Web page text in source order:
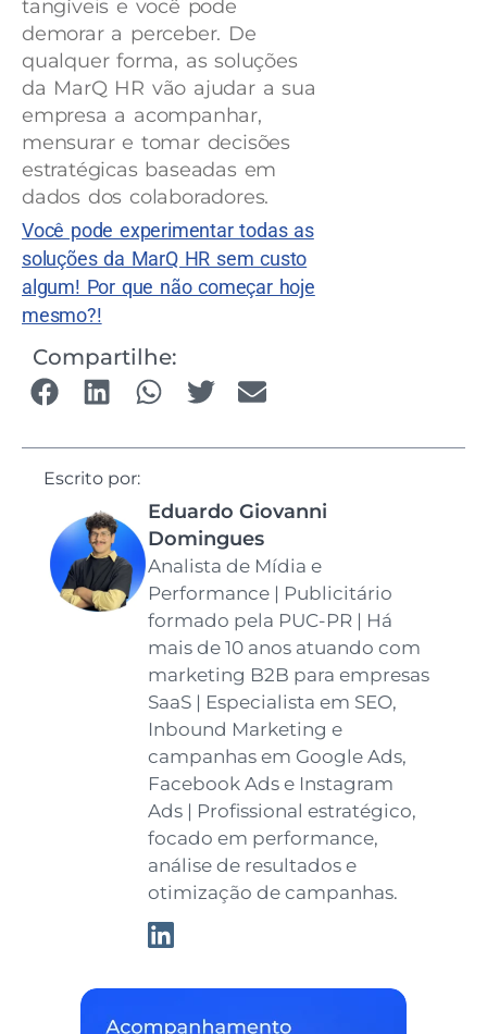
tangíveis e você pode
demorar a perceber. De
qualquer forma, as soluções
da MarQ HR vão ajudar a sua
empresa a acompanhar,
mensurar e tomar decisões
estratégicas baseadas em
dados dos colaboradores.
Você pode experimentar todas as
soluções da MarQ HR sem custo
algum! Por que não começar hoje
mesmo?!
Compartilhe:
Escrito por:
Eduardo Giovanni
Domingues
Analista de Mídia e
Performance | Publicitário
formado pela PUC-PR | Há
mais de 10 anos atuando com
marketing B2B para empresas
SaaS | Especialista em SEO,
Inbound Marketing e
campanhas em Google Ads,
Facebook Ads e Instagram
Ads | Profissional estratégico,
focado em performance,
análise de resultados e
otimização de campanhas.